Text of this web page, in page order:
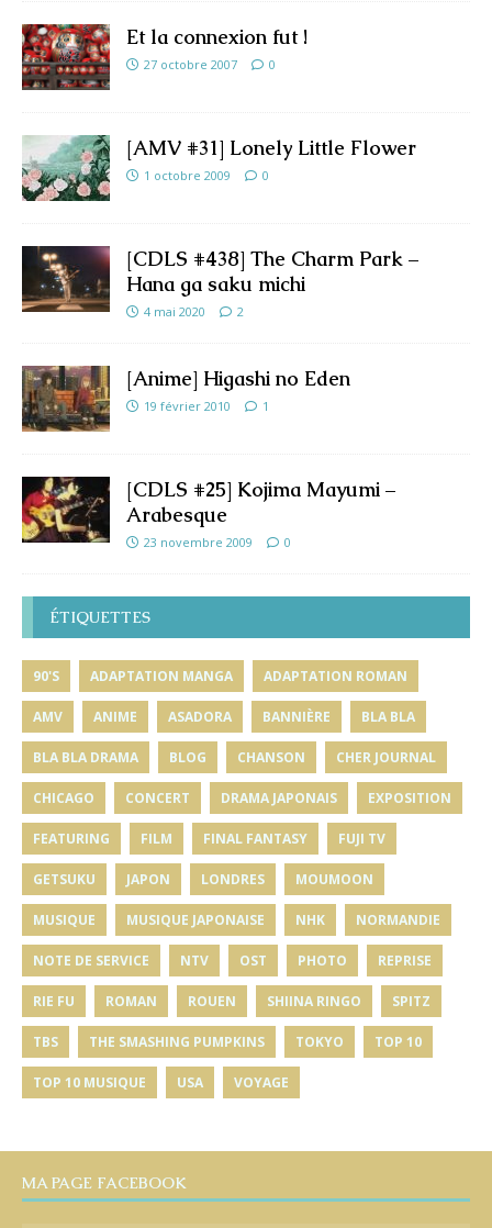
Et la connexion fut !
27 octobre 2007 0
[AMV #31] Lonely Little Flower
1 octobre 2009 0
[CDLS #438] The Charm Park –
Hana ga saku michi
4 mai 2020 2
[Anime] Higashi no Eden
19 février 2010 1
[CDLS #25] Kojima Mayumi –
Arabesque
23 novembre 2009 0
ÉTIQUETTES
90'S ADAPTATION MANGA ADAPTATION ROMAN
AMV ANIME ASADORA BANNIÈRE BLA BLA
BLA BLA DRAMA BLOG CHANSON CHER JOURNAL
CHICAGO CONCERT DRAMA JAPONAIS EXPOSITION
FEATURING FILM FINAL FANTASY FUJI TV
GETSUKU JAPON LONDRES MOUMOON
MUSIQUE MUSIQUE JAPONAISE NHK NORMANDIE
NOTE DE SERVICE NTV OST PHOTO REPRISE
RIE FU ROMAN ROUEN SHIINA RINGO SPITZ
TBS THE SMASHING PUMPKINS TOKYO TOP 10
TOP 10 MUSIQUE USA VOYAGE
MA PAGE FACEBOOK